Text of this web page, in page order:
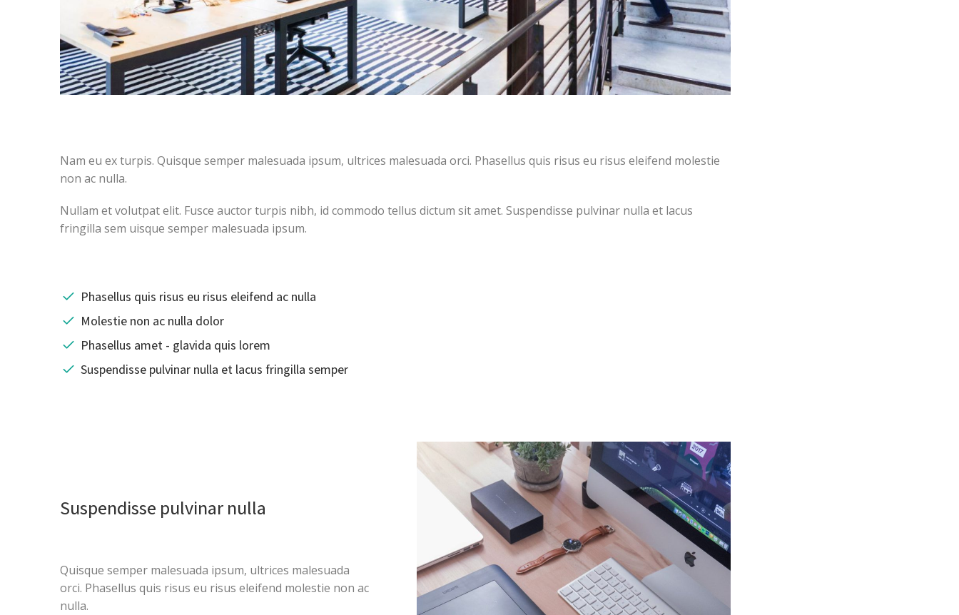
Nam eu ex turpis. Quisque semper malesuada ipsum, ultrices malesuada orci. Phasellus quis risus eu risus eleifend molestie
non ac nulla.
Nullam et volutpat elit. Fusce auctor turpis nibh, id commodo tellus dictum sit amet. Suspendisse pulvinar nulla et lacus
fringilla sem uisque semper malesuada ipsum.
Phasellus quis risus eu risus eleifend ac nulla
Molestie non ac nulla dolor
Phasellus amet - glavida quis lorem
Suspendisse pulvinar nulla et lacus fringilla semper
Suspendisse pulvinar nulla
Quisque semper malesuada ipsum, ultrices malesuada
orci. Phasellus quis risus eu risus eleifend molestie non ac
nulla.